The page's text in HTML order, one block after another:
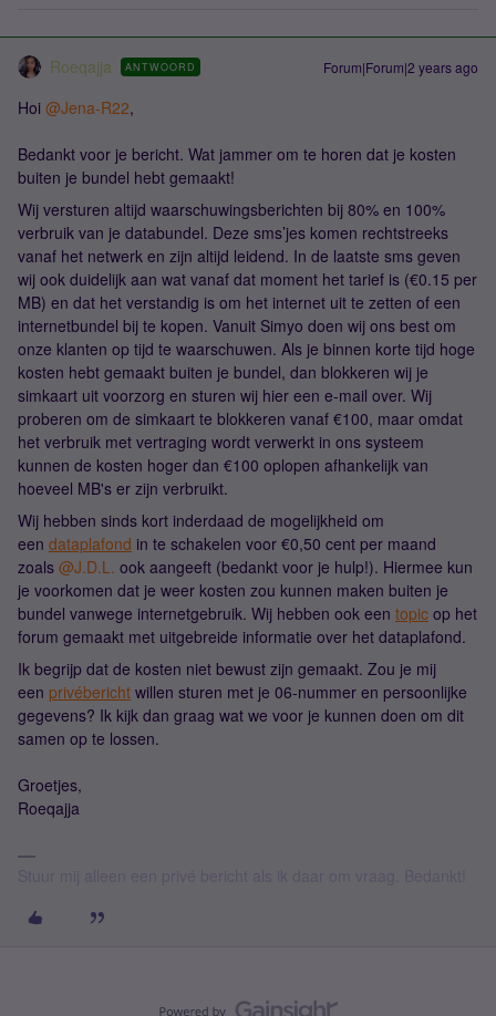
Roeqajja ANTWOORD Forum|Forum|2 years ago
Hoi @Jena-R22,
Bedankt voor je bericht. Wat jammer om te horen dat je kosten
buiten je bundel hebt gemaakt!
Wij versturen altijd waarschuwingsberichten bij 80% en 100%
verbruik van je databundel. Deze sms’jes komen rechtstreeks
vanaf het netwerk en zijn altijd leidend. In de laatste sms geven
wij ook duidelijk aan wat vanaf dat moment het tarief is (€0.15 per
MB) en dat het verstandig is om het internet uit te zetten of een
internetbundel bij te kopen. Vanuit Simyo doen wij ons best om
onze klanten op tijd te waarschuwen. Als je binnen korte tijd hoge
kosten hebt gemaakt buiten je bundel, dan blokkeren wij je
simkaart uit voorzorg en sturen wij hier een e-mail over. Wij
proberen om de simkaart te blokkeren vanaf €100, maar omdat
het verbruik met vertraging wordt verwerkt in ons systeem
kunnen de kosten hoger dan €100 oplopen afhankelijk van
hoeveel MB's er zijn verbruikt.
Wij hebben sinds kort inderdaad de mogelijkheid om
een dataplafond in te schakelen voor €0,50 cent per maand
zoals @J.D.L. ook aangeeft (bedankt voor je hulp!). Hiermee kun
je voorkomen dat je weer kosten zou kunnen maken buiten je
bundel vanwege internetgebruik. Wij hebben ook een topic op het
forum gemaakt met uitgebreide informatie over het dataplafond.
Ik begrijp dat de kosten niet bewust zijn gemaakt. Zou je mij
een privébericht willen sturen met je 06-nummer en persoonlijke
gegevens? Ik kijk dan graag wat we voor je kunnen doen om dit
samen op te lossen.
Groetjes,
Roeqajja